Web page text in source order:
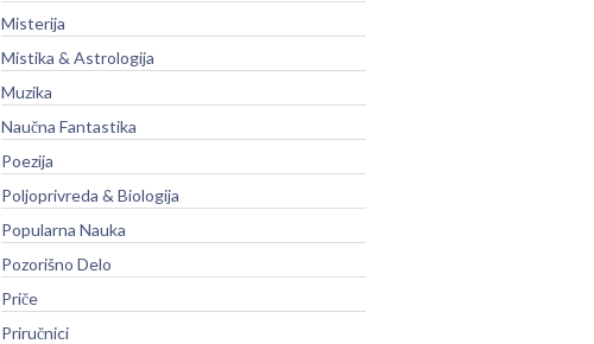
Misterija
Mistika & Astrologija
Muzika
Naučna Fantastika
Poezija
Poljoprivreda & Biologija
Popularna Nauka
Pozorišno Delo
Priče
Priručnici